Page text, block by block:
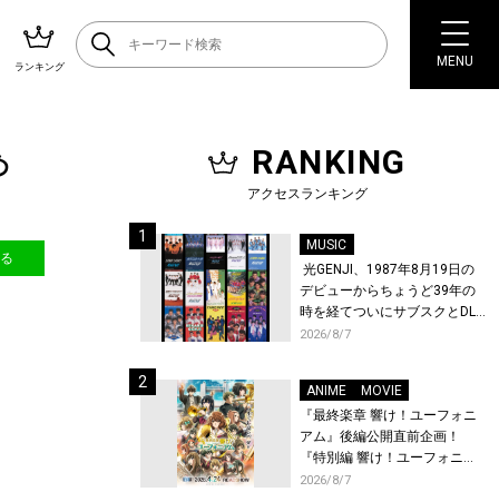
ランキング MENU
RANKING
アクセスランキング
MUSIC
光GENJI、1987年8月19日の
デビューからちょうど39年の
時を経てついにサブスクとDL
配信が解禁！
2026/8/7
ANIME
MOVIE
『最終楽章 響け！ユーフォニ
アム』後編公開直前企画！
『特別編 響け！ユーフォニア
ム〜アンサンブルコンテス
2026/8/7